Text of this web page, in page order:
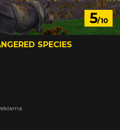
5/10
SPECIES